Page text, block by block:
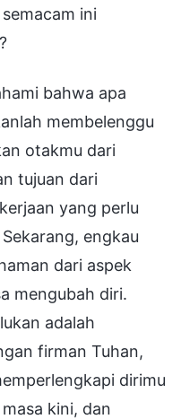
ini
bahwa apa
membelenggu
otakmu dari
tujuan dari
yang perlu
engkau
dari aspek
mengubah diri.
adalah
firman Tuhan,
dirimu
kini, dan